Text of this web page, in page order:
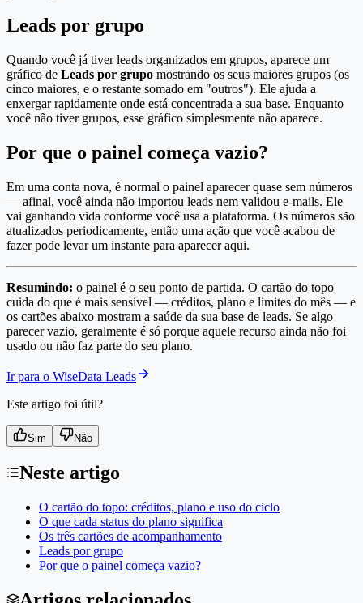
Leads por grupo
Quando você já tiver leads organizados em grupos, aparece um
gráfico de Leads por grupo mostrando os seus maiores grupos (os
cinco maiores, e o restante somado em "outros"). Ele ajuda a
enxergar rapidamente onde está concentrada a sua base. Enquanto
você não tiver grupos, esse gráfico simplesmente não aparece.
Por que o painel começa vazio?
Em uma conta nova, é normal o painel aparecer quase sem números
— afinal, você ainda não importou leads nem validou e-mails. Ele
vai ganhando vida conforme você usa a plataforma. Os números são
atualizados periodicamente, então uma ação que você acabou de
fazer pode levar um instante para aparecer aqui.
Resumindo: o painel é o seu ponto de partida. O cartão do topo
cuida do que é mais sensível — créditos, plano e limites do mês — e
os cartões abaixo mostram a saúde da sua base de leads. Se algo
parecer vazio, geralmente é só porque aquele recurso ainda não foi
usado ou não faz parte do seu plano.
Ir para o WiseData Leads
Este artigo foi útil?
Sim Não
Neste artigo
O cartão do topo: créditos, plano e uso do ciclo
O que cada status do plano significa
Os três cartões de acompanhamento
Leads por grupo
Por que o painel começa vazio?